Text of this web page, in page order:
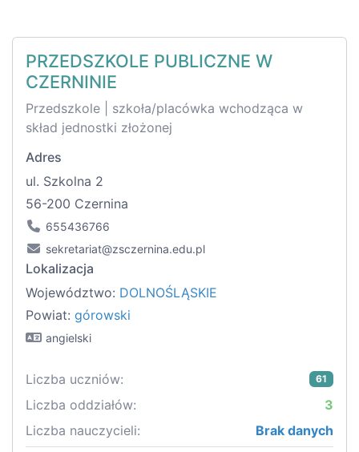
PRZEDSZKOLE PUBLICZNE W
CZERNINIE
Przedszkole | szkoła/placówka wchodząca w
skład jednostki złożonej
Adres
ul. Szkolna 2
56-200 Czernina
655436766
sekretariat@zsczernina.edu.pl
Lokalizacja
Województwo: DOLNOŚLĄSKIE
Powiat: górowski
angielski
Liczba uczniów: 61
Liczba oddziałów:
3
Liczba nauczycieli:
Brak danych